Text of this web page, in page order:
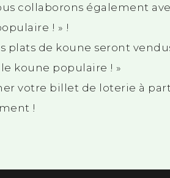
collaborons également
! » !
plats de koune seront
koune populaire ! »
votre billet de loterie à
!